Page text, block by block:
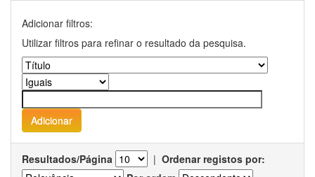
Adicionar filtros:
Utilizar filtros para refinar o resultado da pesquisa.
Resultados/Página | Ordenar registos por: